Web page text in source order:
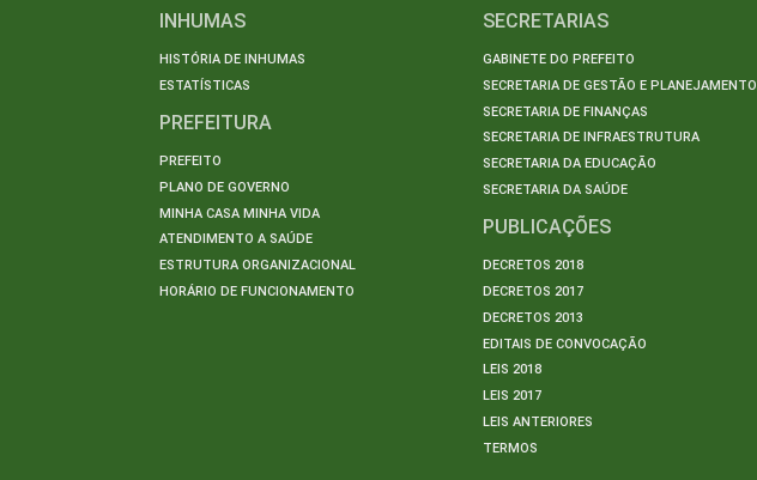
INHUMAS
HISTÓRIA DE INHUMAS
ESTATÍSTICAS
PREFEITURA
PREFEITO
PLANO DE GOVERNO
MINHA CASA MINHA VIDA
ATENDIMENTO A SAÚDE
ESTRUTURA ORGANIZACIONAL
HORÁRIO DE FUNCIONAMENTO
SECRETARIAS
GABINETE DO PREFEITO
SECRETARIA DE GESTÃO E PLANEJAMENTO
SECRETARIA DE FINANÇAS
SECRETARIA DE INFRAESTRUTURA
SECRETARIA DA EDUCAÇÃO
SECRETARIA DA SAÚDE
PUBLICAÇÕES
DECRETOS 2018
DECRETOS 2017
DECRETOS 2013
EDITAIS DE CONVOCAÇÃO
LEIS 2018
LEIS 2017
LEIS ANTERIORES
TERMOS